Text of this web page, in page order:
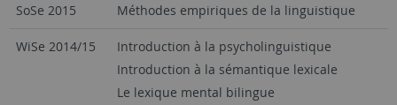
SoSe 2015 Méthodes empiriques de la linguistique
WiSe 2014/15
Introduction à la psycholinguistique
Introduction à la sémantique lexicale
Le lexique mental bilingue